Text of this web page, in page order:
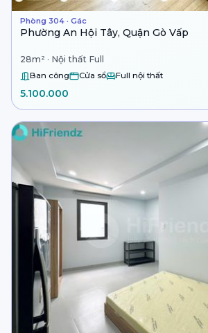
Phòng 304 · Gác
Phường An Hội Tây, Quận Gò Vấp
28m² · Nội thất Full
Ban công Cửa sổ Full nội thất
5.100.000